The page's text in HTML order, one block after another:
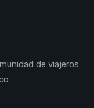
de viajeros